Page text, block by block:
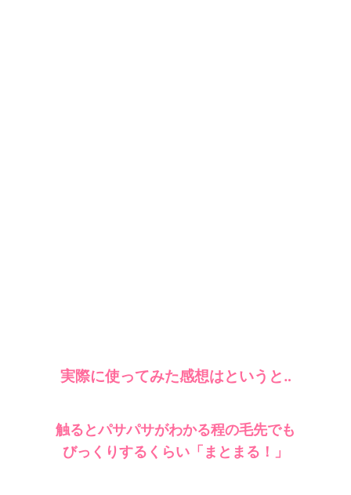
実際に使ってみた感想はというと‥
触るとパサパサがわかる程の毛先でも
びっくりするくらい 「まとまる！」